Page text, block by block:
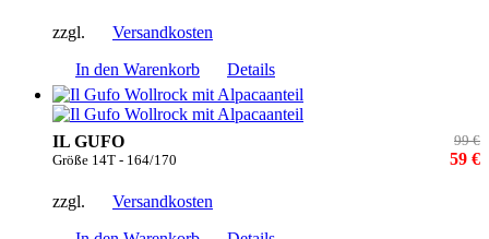
zzgl.
Versandkosten
In den Warenkorb
Details
IL GUFO
Größe 14T - 164/170
99 €
59 €
zzgl.
Versandkosten